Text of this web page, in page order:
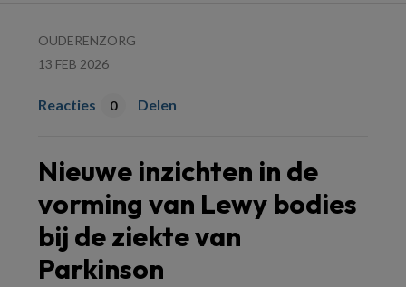
OUDERENZORG
13 FEB 2026
Reacties 0 Delen
Nieuwe inzichten in de
vorming van Lewy bodies
bij de ziekte van
Parkinson